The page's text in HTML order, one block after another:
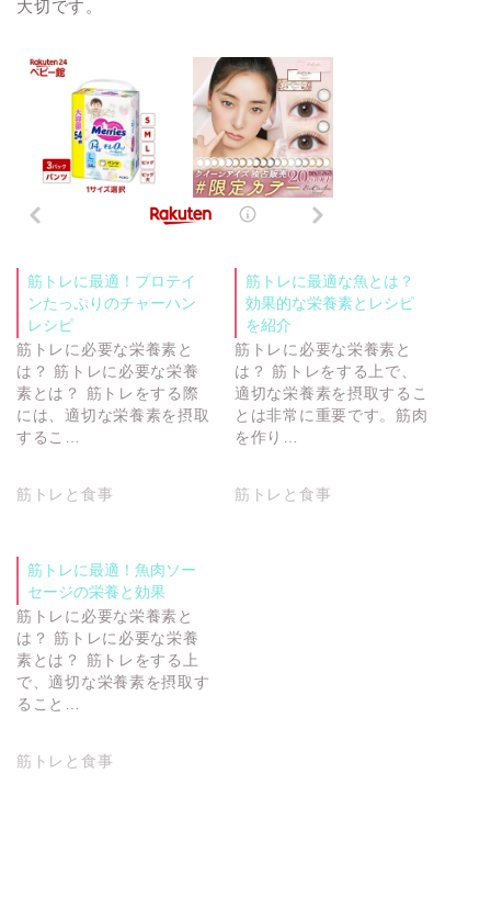
大切です。
筋トレに最適！プロテイ
ンたっぷりのチャーハン
レシピ
筋トレに必要な栄養素と
は？ 筋トレに必要な栄養
素とは？ 筋トレをする際
には、適切な栄養素を摂取
するこ…
筋トレと食事
筋トレに最適な魚とは？
効果的な栄養素とレシピ
を紹介
筋トレに必要な栄養素と
は？ 筋トレをする上で、
適切な栄養素を摂取するこ
とは非常に重要です。筋肉
を作り…
筋トレと食事
筋トレに最適！魚肉ソー
セージの栄養と効果
筋トレに必要な栄養素と
は？ 筋トレに必要な栄養
素とは？ 筋トレをする上
で、適切な栄養素を摂取す
ること…
筋トレと食事